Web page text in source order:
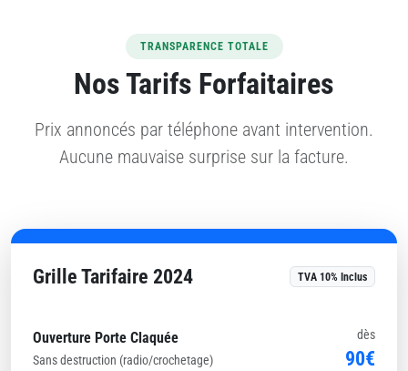
TRANSPARENCE TOTALE
Nos Tarifs Forfaitaires
Prix annoncés par téléphone avant intervention.
Aucune mauvaise surprise sur la facture.
Grille Tarifaire 2024 TVA 10% Inclus
Ouverture Porte Claquée
Sans destruction (radio/crochetage)
dès
90€